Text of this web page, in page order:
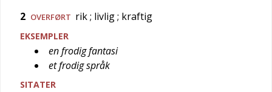
2 OVERFØRT rik; livlig; kraftig
EKSEMPLER
en frodig fantasi
et frodig språk
SITATER